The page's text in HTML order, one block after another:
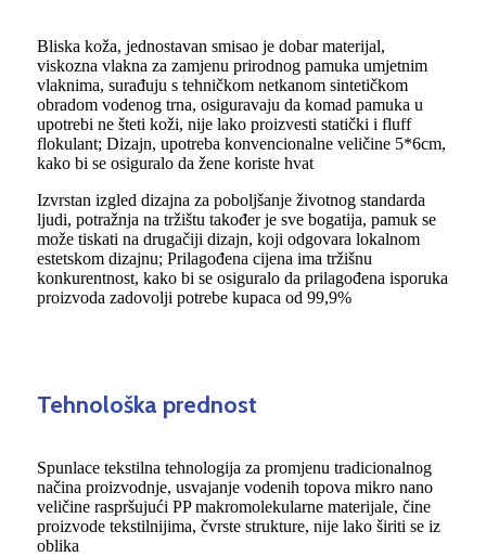
Bliska koža, jednostavan smisao je dobar materijal,
viskozna vlakna za zamjenu prirodnog pamuka umjetnim
vlaknima, surađuju s tehničkom netkanom sintetičkom
obradom vodenog trna, osiguravaju da komad pamuka u
upotrebi ne šteti koži, nije lako proizvesti statički i fluff
flokulant; Dizajn, upotreba konvencionalne veličine 5*6cm,
kako bi se osiguralo da žene koriste hvat
Izvrstan izgled dizajna za poboljšanje životnog standarda
ljudi, potražnja na tržištu također je sve bogatija, pamuk se
može tiskati na drugačiji dizajn, koji odgovara lokalnom
estetskom dizajnu; Prilagođena cijena ima tržišnu
konkurentnost, kako bi se osiguralo da prilagođena isporuka
proizvoda zadovolji potrebe kupaca od 99,9%
Tehnološka prednost
Spunlace tekstilna tehnologija za promjenu tradicionalnog
načina proizvodnje, usvajanje vodenih topova mikro nano
veličine raspršujući PP makromolekularne materijale, čine
proizvode tekstilnijima, čvrste strukture, nije lako širiti se iz
oblika